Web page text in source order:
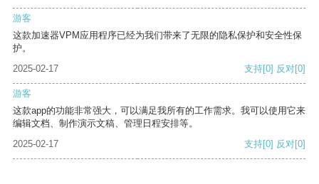
游客
这款加速器VPM应用程序已经为我们带来了无限的隐私保护和安全性保
护。
2025-02-17
支持[0] 反对[0]
游客
这款app的功能非常强大，可以满足我所有的工作需求。我可以使用它来
编辑文档、制作演示文稿、管理日程安排等。
2025-02-17
支持[0] 反对[0]